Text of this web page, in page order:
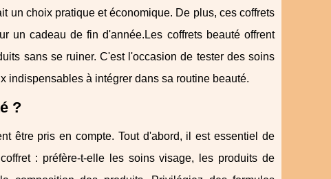
un choix pratique et économique. De plus, ces coffrets
un cadeau de fin d'année.Les coffrets beauté offrent
sans se ruiner. C'est l'occasion de tester des soins
indispensables à intégrer dans sa routine beauté.
?
être pris en compte. Tout d'abord, il est essentiel de
: préfère-t-elle les soins visage, les produits de